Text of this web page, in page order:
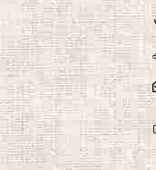
CEMAD
Compaixão